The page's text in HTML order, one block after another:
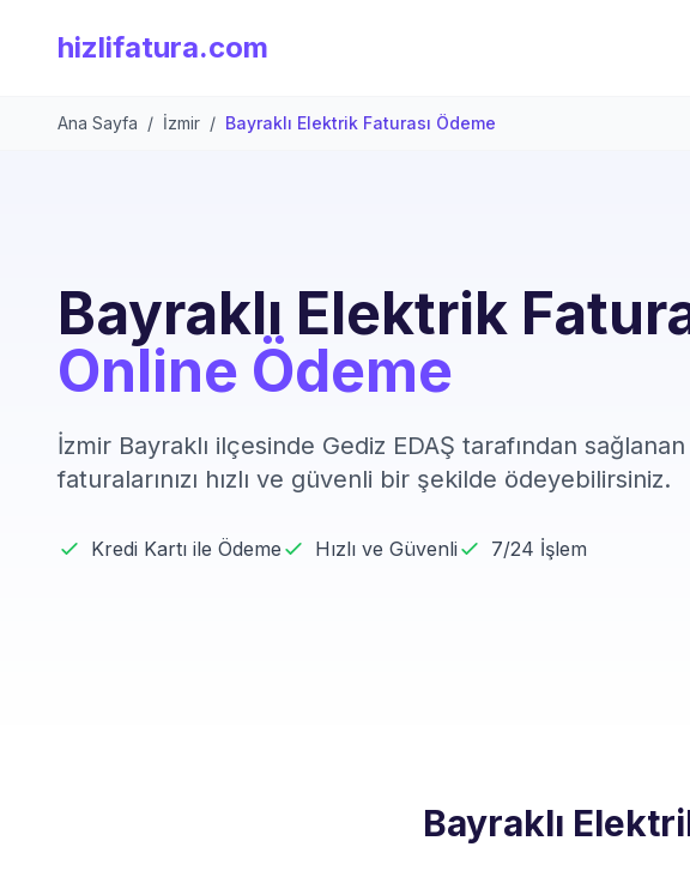
hizlifatura.com
Ana Sayfa / İzmir / Bayraklı Elektrik Faturası Ödeme
Bayraklı Elektrik
Online Ödeme
İzmir Bayraklı ilçesinde Gediz EDAŞ tarafından
faturalarınızı hızlı ve güvenli bir şekilde ödeyebilirsiniz.
Kredi Kartı ile Ödeme Hızlı ve Güvenli 7/24 İşlem
Bayraklı